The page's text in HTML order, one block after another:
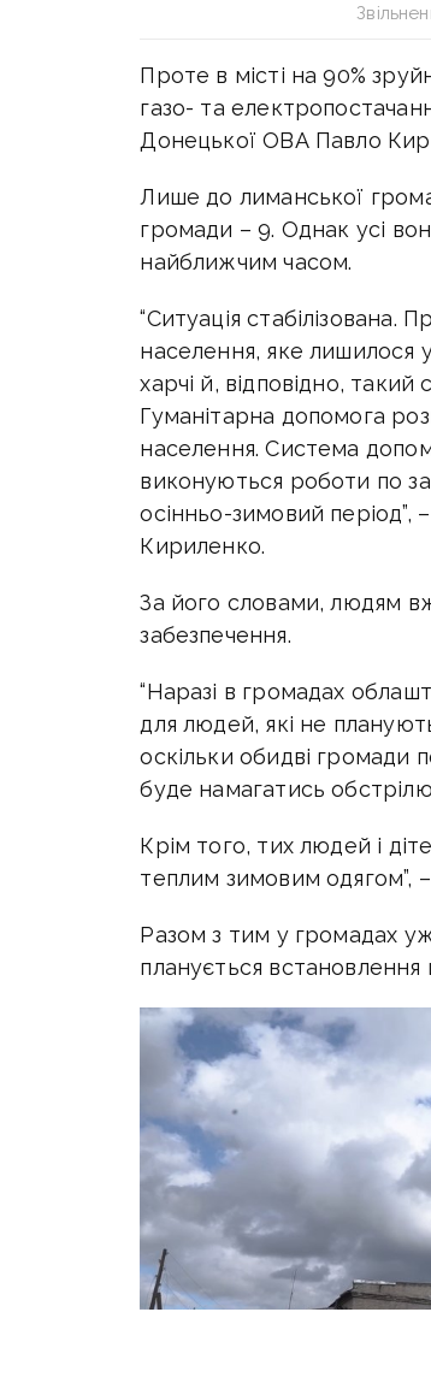
Проте в місті на 90%
газо- та
Донецької ОВА Павло
Лише до лиманської
громади – 9. Однак усі
найближчим часом.
“Ситуація стабілізована.
населення, яке лишилося
харчі й, відповідно, такий
Гуманітарна допомога
населення. Система
виконуються роботи по
осінньо-зимовий
Кириленко.
За його словами, людям
забезпечення.
“Наразі в громадах
для людей, які не
оскільки обидві громади
буде намагатись
Крім того, тих людей і
теплим зимовим одягом”,
Разом з тим у громадах
планується